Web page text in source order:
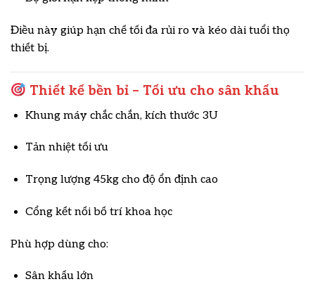
Điều này giúp hạn chế tối đa rủi ro và kéo dài tuổi thọ
thiết bị.
Thiết kế bền bỉ – Tối ưu cho sân khấu
Khung máy chắc chắn, kích thước 3U
Tản nhiệt tối ưu
Trọng lượng 45kg cho độ ổn định cao
Cổng kết nối bố trí khoa học
Phù hợp dùng cho:
Sân khấu lớn